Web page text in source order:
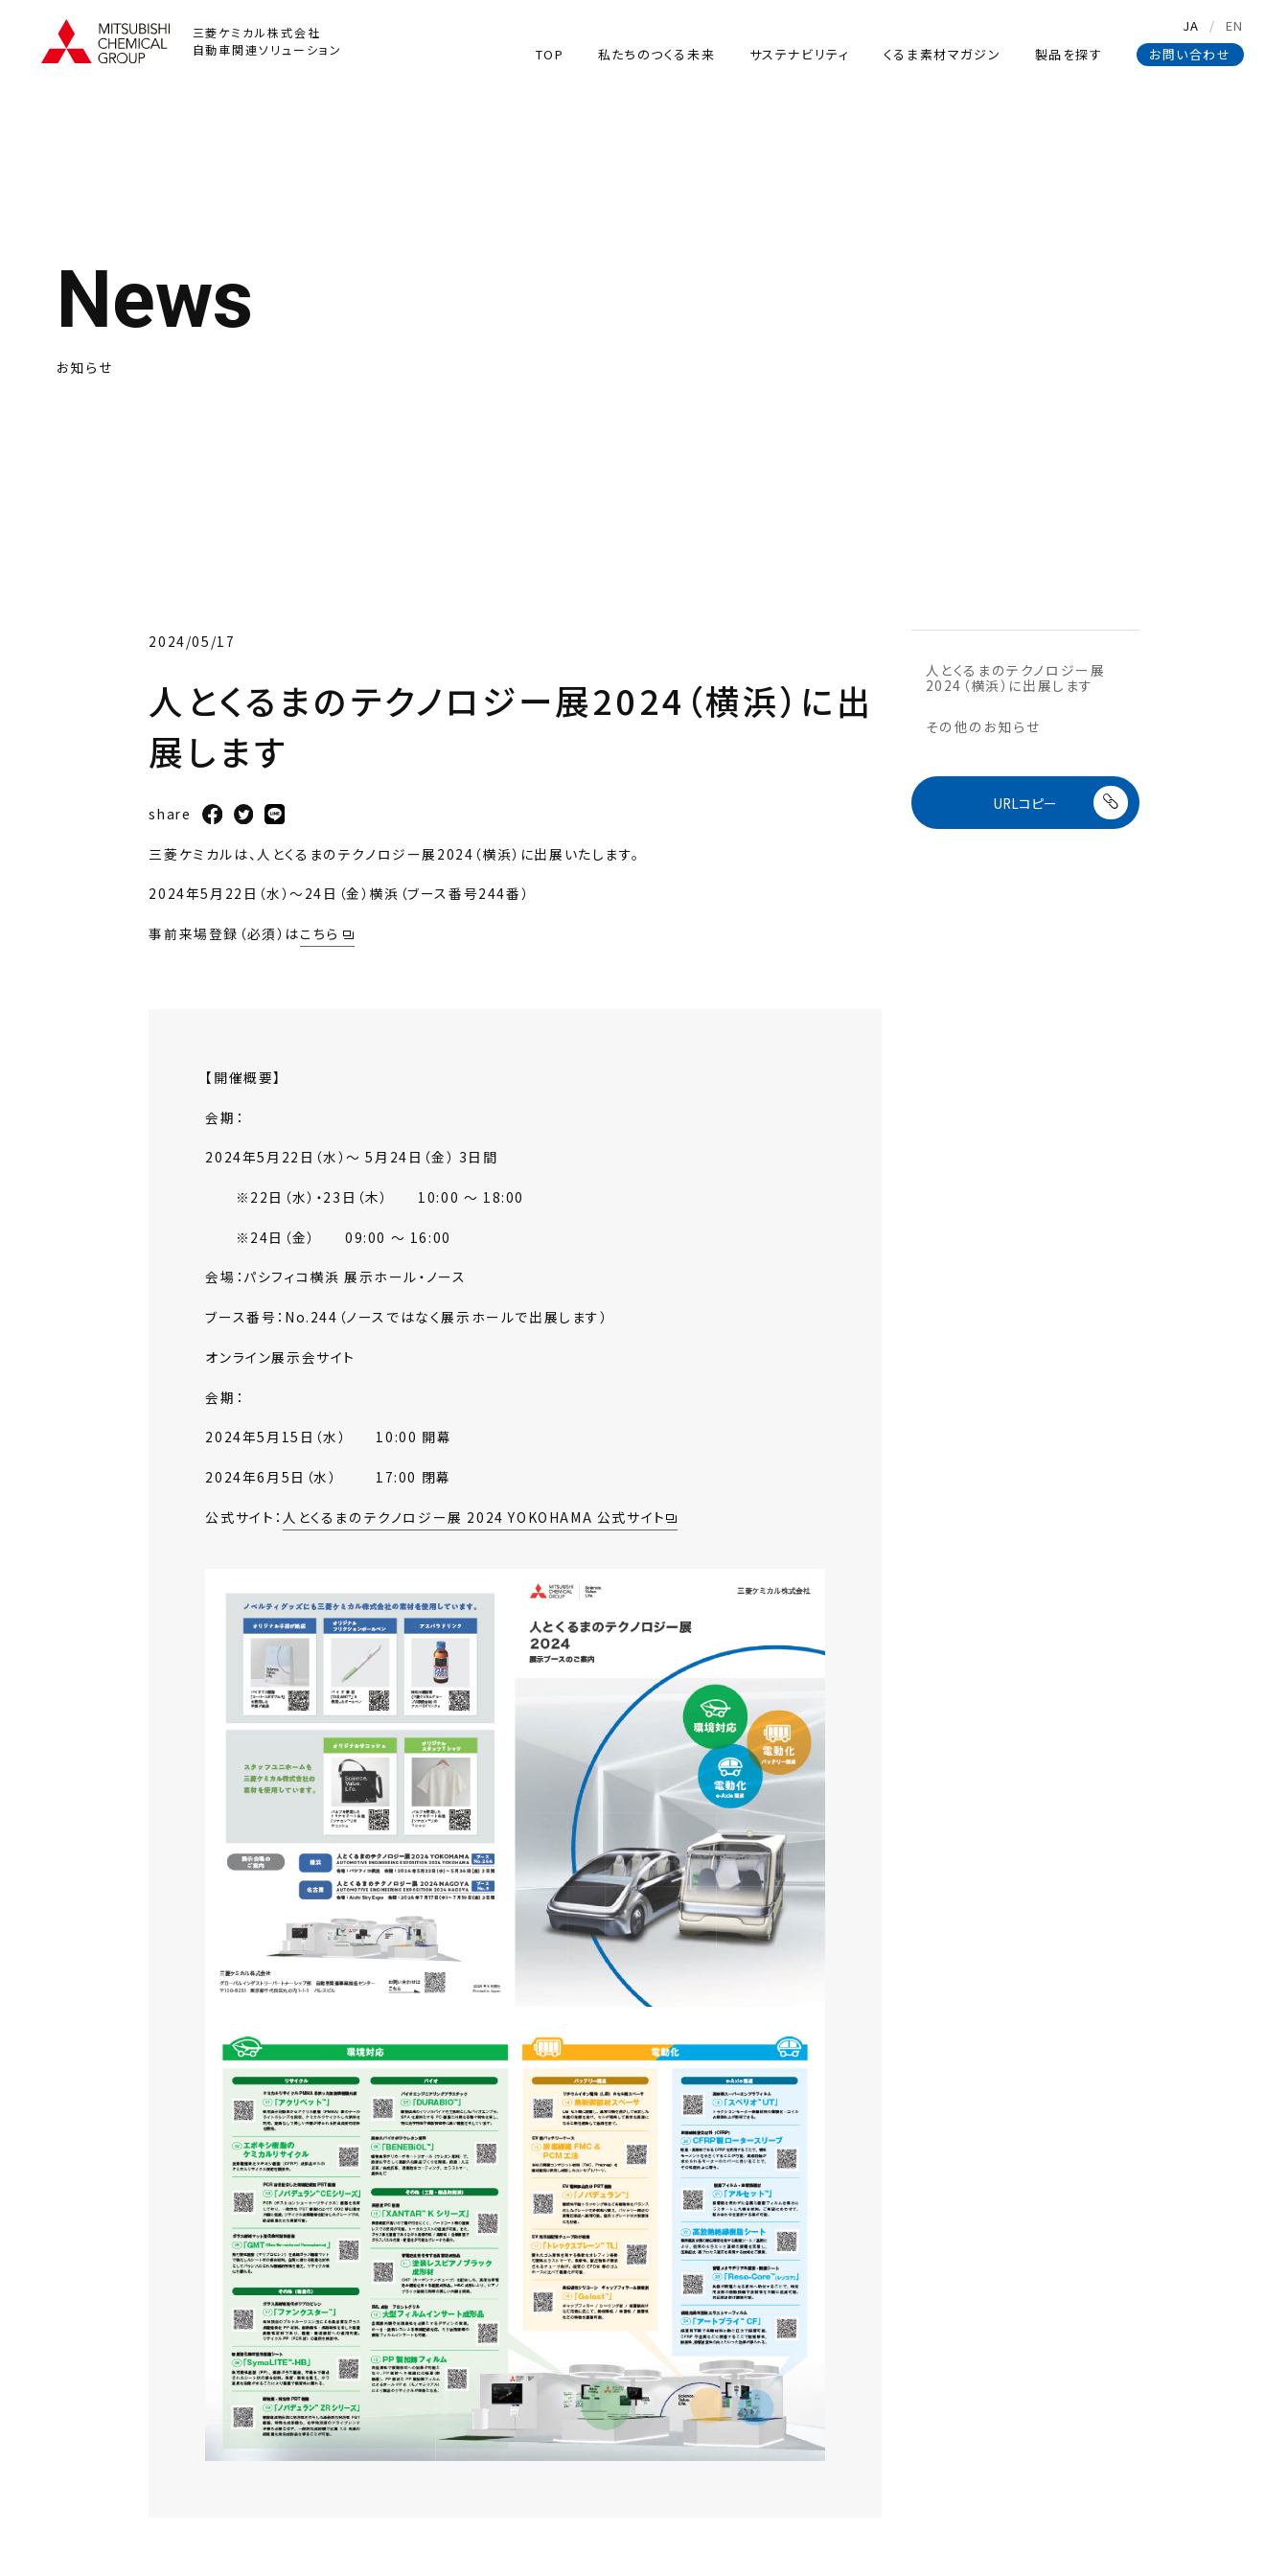
三菱ケミカル株式会社
自動車関連ソリューション
JA
EN
TOP
私たちのつくる未来 サステナビリティ くるま素材マガジン 製品を探す お問い合わせ
News
お知らせ
2024/05/17
人とくるまのテクノロジー展2024（横浜）に出
展します
share
三菱ケミカルは、人とくるまのテクノロジー展2024（横浜）に出展いたします。
2024年5月22日（水）～24日（金）横浜（ブース番号244番）
事前来場登録（必須）はこちら
【開催概要】
会期：
2024年5月22日（水）～ 5月24日（金） 3日間
※22日（水）・23日（木） 10:00 ～ 18:00
※24日（金） 09:00 ～ 16:00
会場： パシフィコ横浜 展示ホール・ノース
ブース番号： No.244（ノースではなく展示ホールで出展します）
オンライン展示会サイト
会期：
2024年5月15日（水） 10:00 開幕
2024年6月5日（水） 17:00 閉幕
公式サイト： 人とくるまのテクノロジー展 2024 YOKOHAMA 公式サイト
人とくるまのテクノロジー展
2024（横浜）に出展します
その他のお知らせ
URLコピー